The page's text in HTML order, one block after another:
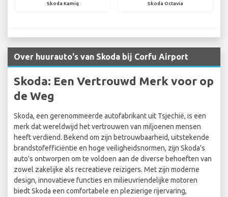
Skoda Kamiq Skoda Octavia
Over huurauto's van Skoda bij Corfu Airport
Skoda: Een Vertrouwd Merk voor op
de Weg
Skoda, een gerenommeerde autofabrikant uit Tsjechië, is een
merk dat wereldwijd het vertrouwen van miljoenen mensen
heeft verdiend. Bekend om zijn betrouwbaarheid, uitstekende
brandstofefficiëntie en hoge veiligheidsnormen, zijn Skoda's
auto's ontworpen om te voldoen aan de diverse behoeften van
zowel zakelijke als recreatieve reizigers. Met zijn moderne
design, innovatieve functies en milieuvriendelijke motoren
biedt Skoda een comfortabele en plezierige rijervaring,